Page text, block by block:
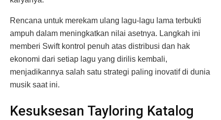
Rencana untuk merekam ulang lagu-lagu lama terbukti
ampuh dalam meningkatkan nilai asetnya. Langkah ini
memberi Swift kontrol penuh atas distribusi dan hak
ekonomi dari setiap lagu yang dirilis kembali,
menjadikannya salah satu strategi paling inovatif di dunia
musik saat ini.
Kesuksesan Tayloring Katalog